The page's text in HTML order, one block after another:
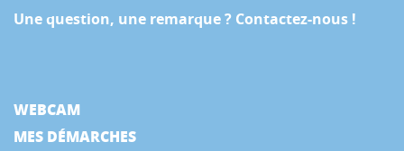
Une question, une remarque ? Contactez-nous !
WEBCAM
MES DÉMARCHES